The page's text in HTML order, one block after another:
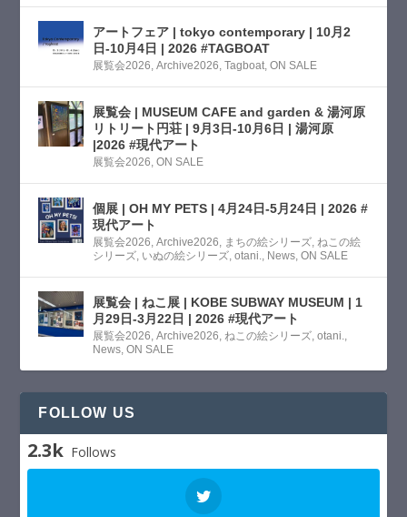
アートフェア | tokyo contemporary | 10月2
日-10月4日 | 2026 #TAGBOAT
展覧会2026 ,Archive2026 ,Tagboat ,ON SALE
展覧会 | MUSEUM CAFE and garden & 湯河原
リトリート円荘 | 9月3日-10月6日 | 湯河原
|2026 #現代アート
展覧会2026 ,ON SALE
個展 | OH MY PETS | 4月24日-5月24日 | 2026 #
現代アート
展覧会2026 ,Archive2026 まちの絵シリーズ ねこの絵
シリーズ いぬの絵シリーズ ,otani. News ,ON SALE
展覧会 | ねこ展 | KOBE SUBWAY MUSEUM | 1
月29日-3月22日 | 2026 #現代アート
展覧会2026 ,Archive2026 ねこの絵シリーズ ,otani.
News ,ON SALE
FOLLOW US
2.3k Follows